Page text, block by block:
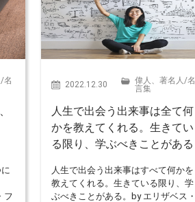
/名
フ
2022.12.30 偉人、著名人/名
言集
人生で出会う出来事は全て何
かを教えてくれる。生きてい
る限り、学ぶべきことがある
人生で出会う出来事はすべて何かを
教えてくれる。生きている限り、学
ぶべきことがある。by エリザベス・